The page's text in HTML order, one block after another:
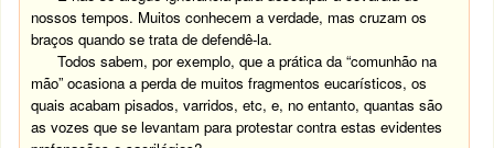
nossos tempos. Muitos conhecem a verdade, mas cruzam os
braços quando se trata de defendê-la.
Todos sabem, por exemplo, que a prática da “comunhão na
mão” ocasiona a perda de muitos fragmentos eucarísticos, os
quais acabam pisados, varridos, etc, e, no entanto, quantas são
as vozes que se levantam para protestar contra estas evidentes